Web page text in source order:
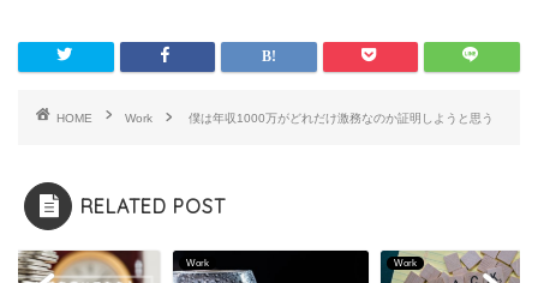
HOME Work 僕は年収1000万がどれだけ激務なのか証明しようと思う
RELATED POST
Work Work